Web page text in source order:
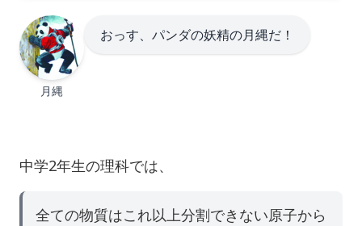
月縄
おっす、パンダの妖精の月縄だ！
中学2年生の理科では、
全ての物質はこれ以上分割できない原子から